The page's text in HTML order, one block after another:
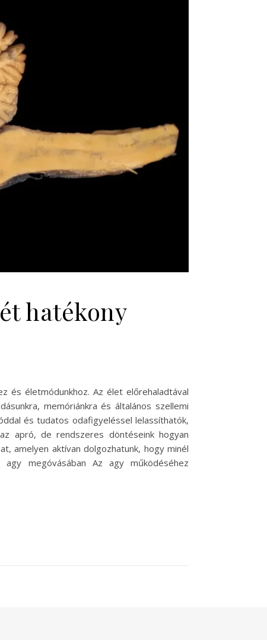
hatékony
és életmódunkhoz. Az élet előrehaladtával
memóriánkra és általános szellemi
és tudatos odafigyeléssel lelassíthatók,
apró, de rendszeres döntéseink hogyan
amelyen aktívan dolgozhatunk, hogy minél
megóvásában Az agy működéséhez